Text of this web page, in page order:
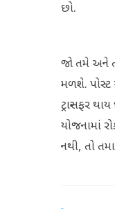
છો.
જો તમે અને
મળશે. પોસ્ટ
ટ્રાન્સફર
યોજનામાં
નથી, તો